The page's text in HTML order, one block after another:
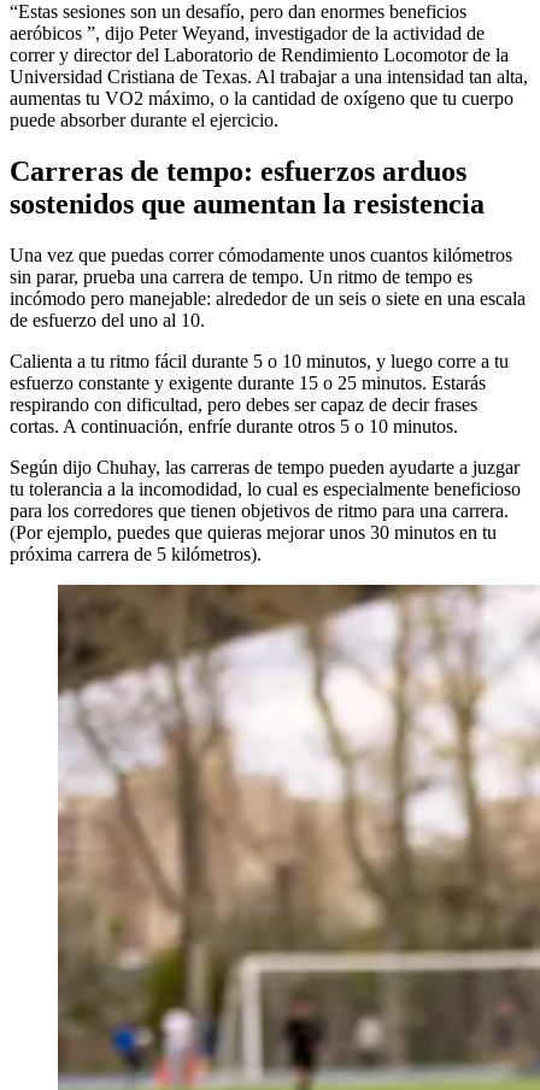
“Estas sesiones son un desafío, pero dan enormes beneficios
aeróbicos ”, dijo Peter Weyand, investigador de la actividad de
correr y director del Laboratorio de Rendimiento Locomotor de la
Universidad Cristiana de Texas. Al trabajar a una intensidad tan alta,
aumentas tu VO2 máximo, o la cantidad de oxígeno que tu cuerpo
puede absorber durante el ejercicio.
Carreras de tempo: esfuerzos arduos
sostenidos que aumentan la resistencia
Una vez que puedas correr cómodamente unos cuantos kilómetros
sin parar, prueba una carrera de tempo. Un ritmo de tempo es
incómodo pero manejable: alrededor de un seis o siete en una escala
de esfuerzo del uno al 10.
Calienta a tu ritmo fácil durante 5 o 10 minutos, y luego corre a tu
esfuerzo constante y exigente durante 15 o 25 minutos. Estarás
respirando con dificultad, pero debes ser capaz de decir frases
cortas. A continuación, enfríe durante otros 5 o 10 minutos.
Según dijo Chuhay, las carreras de tempo pueden ayudarte a juzgar
tu tolerancia a la incomodidad, lo cual es especialmente beneficioso
para los corredores que tienen objetivos de ritmo para una carrera.
(Por ejemplo, puedes que quieras mejorar unos 30 minutos en tu
próxima carrera de 5 kilómetros).